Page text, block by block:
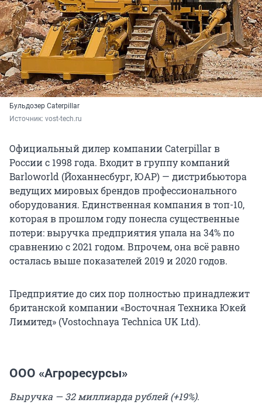
Бульдозер Caterpillar
Источник: vost-tech.ru
Официальный дилер компании Caterpillar в
России с 1998 года. Входит в группу компаний
Barloworld (Йоханнесбург, ЮАР) — дистрибьютора
ведущих мировых брендов профессионального
оборудования. Единственная компания в топ-10,
которая в прошлом году понесла существенные
потери: выручка предприятия упала на 34% по
сравнению с 2021 годом. Впрочем, она всё равно
осталась выше показателей 2019 и 2020 годов.
Предприятие до сих пор полностью принадлежит
британской компании «Восточная Техника Юкей
Лимитед» (Vostochnaya Technica UK Ltd).
ООО «Агроресурсы»
Выручка — 32 миллиарда рублей (+19%).